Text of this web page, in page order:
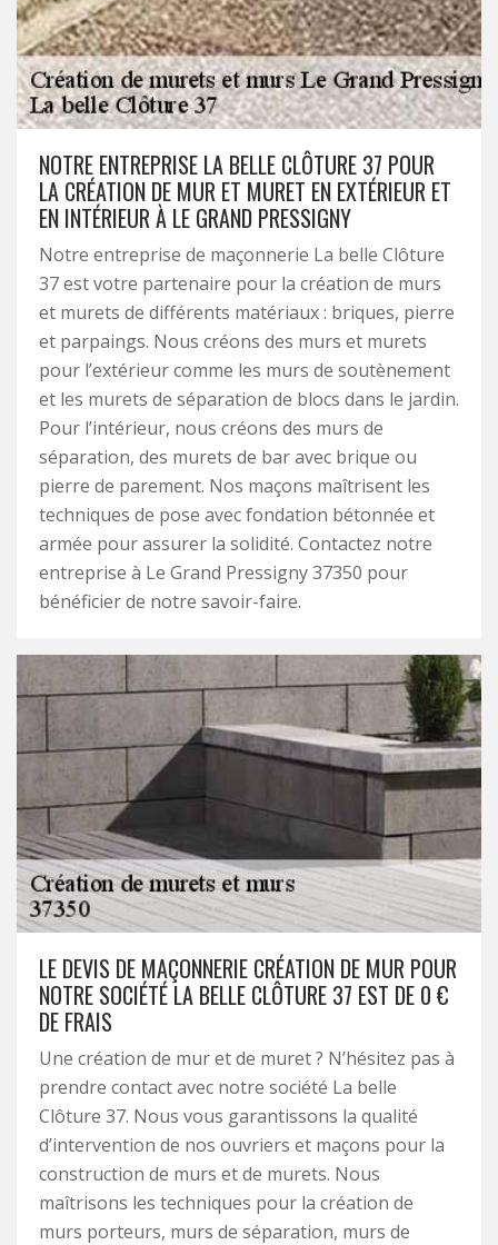
NOTRE ENTREPRISE LA BELLE CLÔTURE 37 POUR
LA CRÉATION DE MUR ET MURET EN EXTÉRIEUR ET
EN INTÉRIEUR À LE GRAND PRESSIGNY
Notre entreprise de maçonnerie La belle Clôture
37 est votre partenaire pour la création de murs
et murets de différents matériaux : briques, pierre
et parpaings. Nous créons des murs et murets
pour l’extérieur comme les murs de soutènement
et les murets de séparation de blocs dans le jardin.
Pour l’intérieur, nous créons des murs de
séparation, des murets de bar avec brique ou
pierre de parement. Nos maçons maîtrisent les
techniques de pose avec fondation bétonnée et
armée pour assurer la solidité. Contactez notre
entreprise à Le Grand Pressigny 37350 pour
bénéficier de notre savoir-faire.
LE DEVIS DE MAÇONNERIE CRÉATION DE MUR POUR
NOTRE SOCIÉTÉ LA BELLE CLÔTURE 37 EST DE 0 €
DE FRAIS
Une création de mur et de muret ? N’hésitez pas à
prendre contact avec notre société La belle
Clôture 37. Nous vous garantissons la qualité
d’intervention de nos ouvriers et maçons pour la
construction de murs et de murets. Nous
maîtrisons les techniques pour la création de
murs porteurs, murs de séparation, murs de